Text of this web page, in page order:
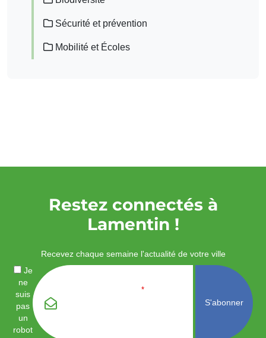
Sécurité et prévention
Mobilité et Écoles
Restez connectés à
Lamentin !
Recevez chaque semaine l'actualité de votre ville
Je
ne
suis
pas
un
robot
*